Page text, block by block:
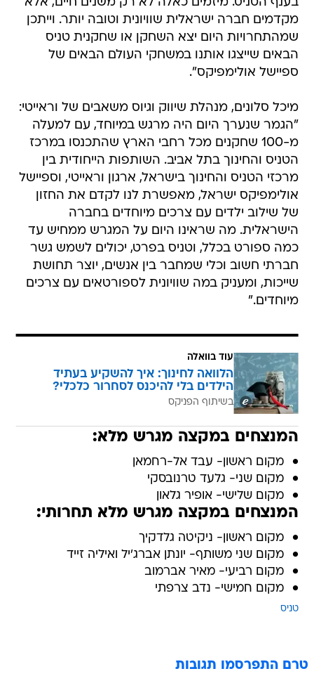
מקדמים חברה ישראלית שוויונית וטובה יותר. וייתכן
שמהתחרויות היום יצא השחקן או שחקנית טניס
הבאים שייצגו אותנו במשחקי העולם הבאים של
ספיישל אולימפיקס".
מיכל סלונים, מנהלת שיווק וגיוס משאבים של וראייטי:
"הגמר שנערך היום היה מרגש במיוחד, עם למעלה
מ-100 שחקנים מכל רחבי הארץ שהתכנסו במרכז
הטניס והחינוך בתל אביב. השותפות הייחודית בין
מרכזי הטניס והחינוך בישראל, ארגון וראייטי, וספיישל
אולימפיקס ישראל, מאפשרת לנו לקדם את החזון
של שילוב ילדים עם צרכים מיוחדים בחברה
הישראלית. מה שראינו היום על המגרש ממחיש עד
כמה ספורט בכלל, וטניס בפרט, יכולים לשמש גשר
חברתי חשוב וכלי שמחבר בין אנשים, יוצר תחושת
שייכות, ומעניק במה שוויונית לספורטאים עם צרכים
מיוחדים."
עוד בוואלה
הלוואה לחינוך: איך להשקיע בעתיד
הילדים בלי להיכנס לסחרור כלכלי?
בשיתוף הפניקס
המנצחים במקצה מגרש מלא:
מקום ראשון- עבד אל-רחמאן
מקום שני- גלעד טרנובסקי
מקום שלישי- אופיר גלאון
המנצחים במקצה מגרש מלא תחרותי:
מקום ראשון- ניקיטה גלדקיך
מקום שני משותף- יונתן אברג'יל ואיליה זייד
מקום רביעי- מאיר אברמוב
מקום חמישי- נדב צרפתי
טניס
טרם התפרסמו תגובות